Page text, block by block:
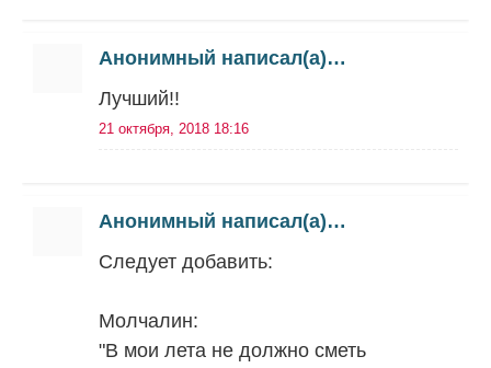
Анонимный написал(а)…
Лучший!!
21 октября, 2018 18:16
Анонимный написал(а)…
Следует добавить:
Молчалин:
"В мои лета не должно сметь